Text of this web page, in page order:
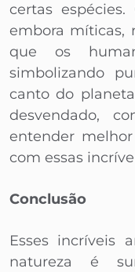
certas
embora míticas,
que os
simbolizando
canto do
desvendado,
entender
com essas
Conclusão
Esses incríveis
natureza é